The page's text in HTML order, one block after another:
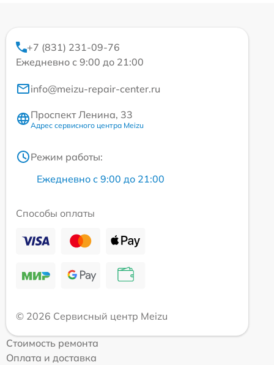
+7 (831) 231-09-76
Ежедневно с 9:00 до 21:00
info@meizu-repair-center.ru
Проспект Ленина, 33
Адрес сервисного центра Meizu
Режим работы:
Ежедневно с 9:00 до 21:00
Способы оплаты
© 2026 Сервисный центр Meizu
Стоимость ремонта
Оплата и доставка